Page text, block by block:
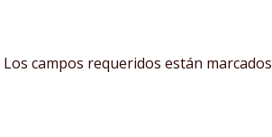
Los campos requeridos están marcados